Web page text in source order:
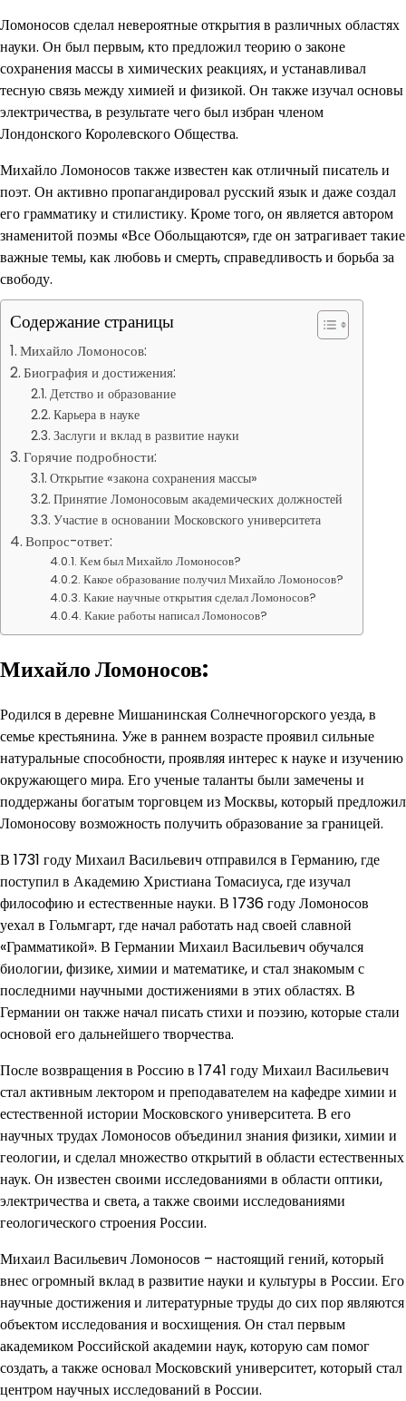
Ломоносов сделал невероятные открытия в различных областях
науки. Он был первым, кто предложил теорию о законе
сохранения массы в химических реакциях, и устанавливал
тесную связь между химией и физикой. Он также изучал основы
электричества, в результате чего был избран членом
Лондонского Королевского Общества.
Михайло Ломоносов также известен как отличный писатель и
поэт. Он активно пропагандировал русский язык и даже создал
его грамматику и стилистику. Кроме того, он является автором
знаменитой поэмы «Все Обольщаются», где он затрагивает такие
важные темы, как любовь и смерть, справедливость и борьба за
свободу.
Содержание страницы
Михайло Ломоносов:
Биография и достижения:
Детство и образование
Карьера в науке
Заслуги и вклад в развитие науки
Горячие подробности:
Открытие «закона сохранения массы»
Принятие Ломоносовым академических должностей
Участие в основании Московского университета
Вопрос-ответ:
Кем был Михайло Ломоносов?
Какое образование получил Михайло Ломоносов?
Какие научные открытия сделал Ломоносов?
Какие работы написал Ломоносов?
Михайло Ломоносов:
Родился в деревне Мишанинская Солнечногорского уезда, в
семье крестьянина. Уже в раннем возрасте проявил сильные
натуральные способности, проявляя интерес к науке и изучению
окружающего мира. Его ученые таланты были замечены и
поддержаны богатым торговцем из Москвы, который предложил
Ломоносову возможность получить образование за границей.
В 1731 году Михаил Васильевич отправился в Германию, где
поступил в Академию Христиана Томасиуса, где изучал
философию и естественные науки. В 1736 году Ломоносов
уехал в Гольмгарт, где начал работать над своей славной
«Грамматикой». В Германии Михаил Васильевич обучался
биологии, физике, химии и математике, и стал знакомым с
последними научными достижениями в этих областях. В
Германии он также начал писать стихи и поэзию, которые стали
основой его дальнейшего творчества.
После возвращения в Россию в 1741 году Михаил Васильевич
стал активным лектором и преподавателем на кафедре химии и
естественной истории Московского университета. В его
научных трудах Ломоносов объединил знания физики, химии и
геологии, и сделал множество открытий в области естественных
наук. Он известен своими исследованиями в области оптики,
электричества и света, а также своими исследованиями
геологического строения России.
Михаил Васильевич Ломоносов – настоящий гений, который
внес огромный вклад в развитие науки и культуры в России. Его
научные достижения и литературные труды до сих пор являются
объектом исследования и восхищения. Он стал первым
академиком Российской академии наук, которую сам помог
создать, а также основал Московский университет, который стал
центром научных исследований в России.